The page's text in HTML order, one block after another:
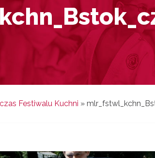
Festiwalu Kuchni »